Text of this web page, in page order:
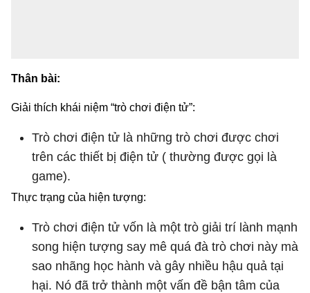
Thân bài:
Giải thích khái niệm “trò chơi điện tử”:
Trò chơi điện tử là những trò chơi được chơi
trên các thiết bị điện tử ( thường được gọi là
game).
Thực trạng của hiện tượng:
Trò chơi điện tử vốn là một trò giải trí lành mạnh
song hiện tượng say mê quá đà trò chơi này mà
sao nhãng học hành và gây nhiều hậu quả tại
hại. Nó đã trở thành một vấn đề bận tâm của